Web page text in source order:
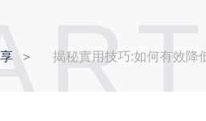
揭秘實用技巧:如何有效降